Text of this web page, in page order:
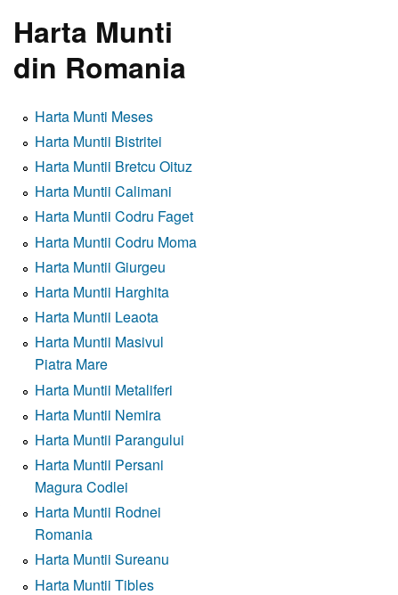
Harta Munti
din Romania
Harta Munti Meses
Harta Muntii Bistritei
Harta Muntii Bretcu Oituz
Harta Muntii Calimani
Harta Muntii Codru Faget
Harta Muntii Codru Moma
Harta Muntii Giurgeu
Harta Muntii Harghita
Harta Muntii Leaota
Harta Muntii Masivul
Piatra Mare
Harta Muntii Metaliferi
Harta Muntii Nemira
Harta Muntii Parangului
Harta Muntii Persani
Magura Codlei
Harta Muntii Rodnei
Romania
Harta Muntii Sureanu
Harta Muntii Tibles